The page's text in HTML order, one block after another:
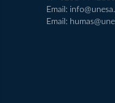
Email:
Email: